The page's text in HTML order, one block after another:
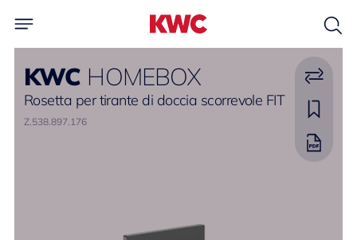
KWC HOMEBOX
Rosetta per tirante di doccia scorrevole FIT
Z.538.897.176